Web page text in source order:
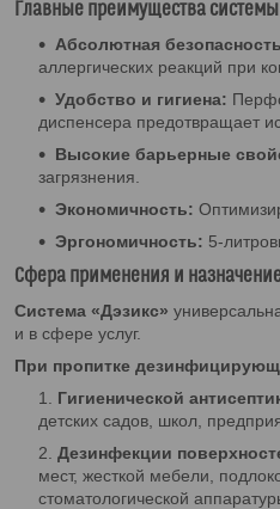
Главные преимущества системы
Абсолютная
аллергических реакций при
Удобство и гигиена:
диспенсера предотвращает
Высокие барьерные
загрязнения.
Экономичность:
Эргономичность: 5-
Сфера применения и
Система «Дэзикс»
и в сфере услуг.
При пропитке
Гигиенической
детских садов, школ,
Дезинфекции
мест, жесткой мебели,
стоматологической